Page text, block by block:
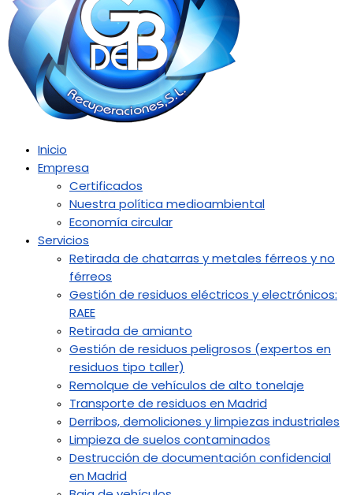
Inicio
Empresa
Certificados
Nuestra política medioambiental
Economía circular
Servicios
Retirada de chatarras y metales férreos y no
férreos
Gestión de residuos eléctricos y electrónicos:
RAEE
Retirada de amianto
Gestión de residuos peligrosos (expertos en
residuos tipo taller)
Remolque de vehículos de alto tonelaje
Transporte de residuos en Madrid
Derribos, demoliciones y limpiezas industriales
Limpieza de suelos contaminados
Destrucción de documentación confidencial
en Madrid